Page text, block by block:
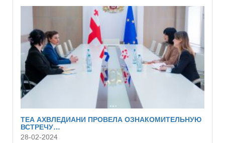
ТЕА АХВЛЕДИАНИ ПРОВЕЛА ОЗНАКОМИТЕЛЬНУЮ
ВСТРЕЧУ…
28-02-2024